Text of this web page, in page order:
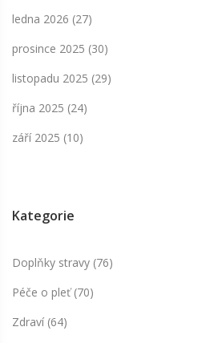
ledna 2026 (27)
prosince 2025 (30)
listopadu 2025 (29)
října 2025 (24)
září 2025 (10)
Kategorie
Doplňky stravy (76)
Péče o pleť(70)
Zdraví (64)